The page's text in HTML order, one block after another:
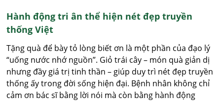
Hành động tri ân thể hiện nét đẹp truyền
thống Việt
Tặng quà để bày tỏ lòng biết ơn là một phần của đạo lý
“uống nước nhớ nguồn”. Giỏ trái cây – món quà giản dị
nhưng đầy giá trị tinh thần – giúp duy trì nét đẹp truyền
thống ấy trong đời sống hiện đại. Bệnh nhân không chỉ
cảm ơn bác sĩ bằng lời nói mà còn bằng hành động